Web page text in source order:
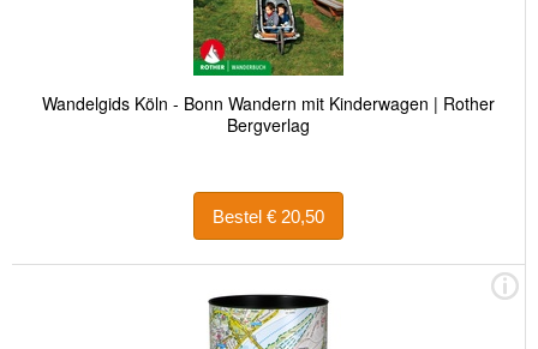
Wandelgids Köln - Bonn Wandern mit Kinderwagen | Rother
Bergverlag
Bestel € 20,50